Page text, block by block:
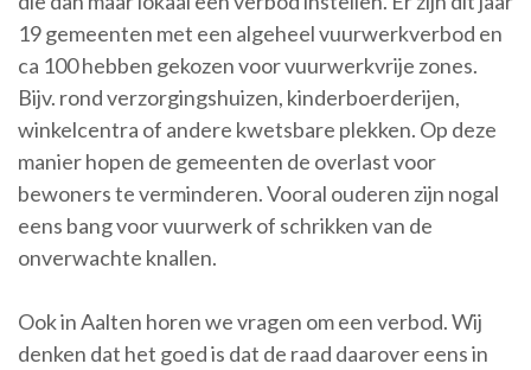
19 gemeenten met een algeheel vuurwerkverbod en
ca 100 hebben gekozen voor vuurwerkvrije zones.
Bijv. rond verzorgingshuizen, kinderboerderijen,
winkelcentra of andere kwetsbare plekken. Op deze
manier hopen de gemeenten de overlast voor
bewoners te verminderen. Vooral ouderen zijn nogal
eens bang voor vuurwerk of schrikken van de
onverwachte knallen.
Ook in Aalten horen we vragen om een verbod. Wij
denken dat het goed is dat de raad daarover eens in